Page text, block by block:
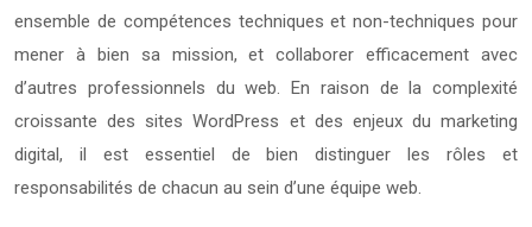
ensemble de compétences techniques et non-techniques pour
mener à bien sa mission, et collaborer efficacement avec
d’autres professionnels du web. En raison de la complexité
croissante des sites WordPress et des enjeux du marketing
digital, il est essentiel de bien distinguer les rôles et
responsabilités de chacun au sein d’une équipe web.